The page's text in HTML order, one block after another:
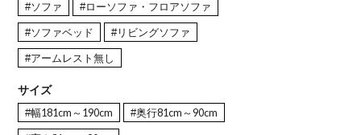
#ソファ #ローソファ・フロアソファ
#ソファベッド #リビングソファ
#アームレスト無し
サイズ
#幅181cm～190cm #奥行81cm～90cm